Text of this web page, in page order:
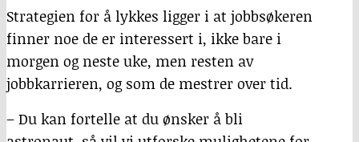
Strategien for å lykkes ligger i at jobbsøkeren
finner noe de er interessert i, ikke bare i
morgen og neste uke, men resten av
jobbkarrieren, og som de mestrer over tid.
– Du kan fortelle at du ønsker å bli